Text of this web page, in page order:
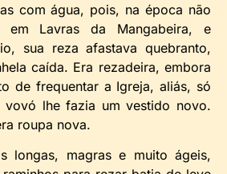
com água, pois, na época não
em Lavras da Mangabeira, e
sua reza afastava quebranto,
caída. Era rezadeira, embora
de frequentar a Igreja, aliás, só
vovó lhe fazia um vestido novo.
roupa nova.
longas, magras e muito ágeis,